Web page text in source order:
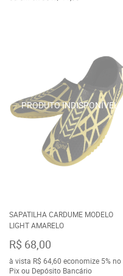
SAPATILHA CARDUME MODELO
LIGHT AMARELO
R$ 68,00
à vista R$ 64,60 economize 5%no
Pix ou Depósito Bancário